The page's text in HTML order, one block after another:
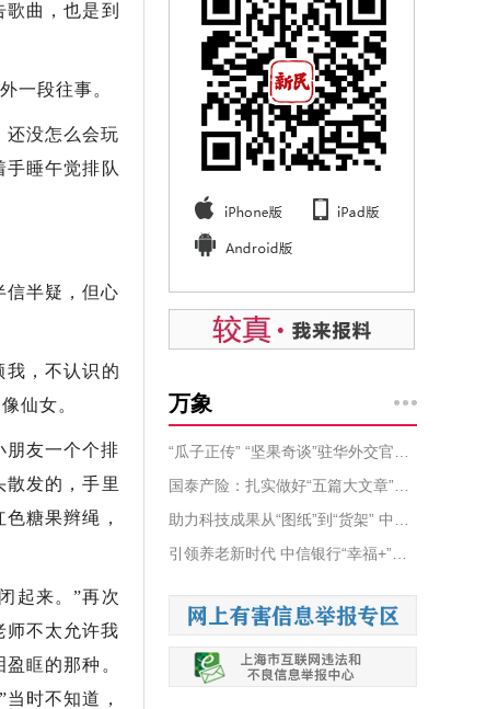
曲，也是到
一段往事。
还没怎么会玩
睡午觉排队
信半疑，但心
我，不认识的
仙女。
朋友一个个排
散发的，手里
糖果辫绳，
起来。”再次
不太允许我
眶的那种。
时不知道，
万象